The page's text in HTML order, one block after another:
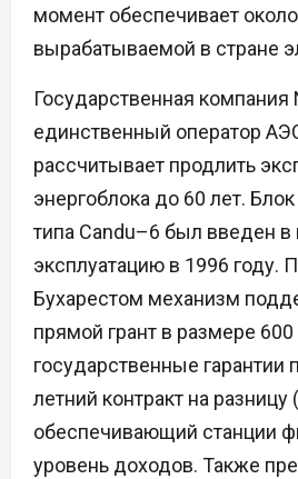
момент обеспечивает
вырабатываемой в стране
Государственная
единственный оператор
рассчитывает продлить
энергоблока до 60 лет.
типа Candu–6 был введен
эксплуатацию в 1996 году.
Бухарестом механизм
прямой грант в размере
государственные гарантии
летний контракт на разницу
обеспечивающий станции
уровень доходов. Также